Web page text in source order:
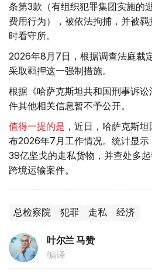
条第3款（有组织犯罪集团实施的
费用行为），被依法拘捕，并被
时看守所。
2026年8月7日，根据调查法庭裁
采取羁押这一强制措施。
根据《哈萨克斯坦共和国刑事诉
件其他相关信息暂不予公开。
值得一提的是 ，近日，哈萨克斯
布2026年7月工作情况。统计显
39亿坚戈的走私货物，并查处多
跨境运输案件。
总检察院 犯罪 走私 经济
叶尔兰 马赞
编译